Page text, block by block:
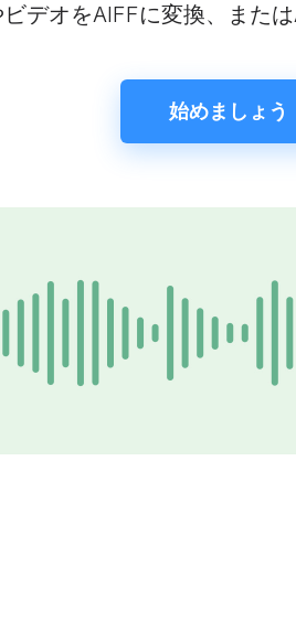
デオをAIFFに変換、また
始めましょう